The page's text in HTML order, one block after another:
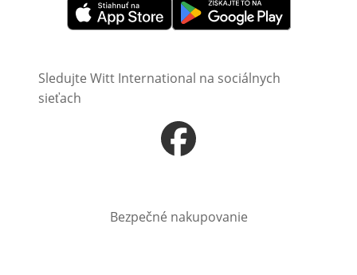
Otvorí sa vnovom okneOtvorí sa vnovom okne
Sledujte Witt International na sociálnych
sieťach
Otvorí sa vnovom okne
Bezpečné nakupovanie